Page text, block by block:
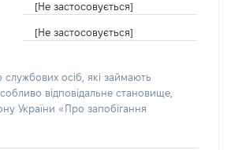
[Не застосовується]
[Не застосовується]
осіб, які займають
відповідальне становище,
України «Про запобігання